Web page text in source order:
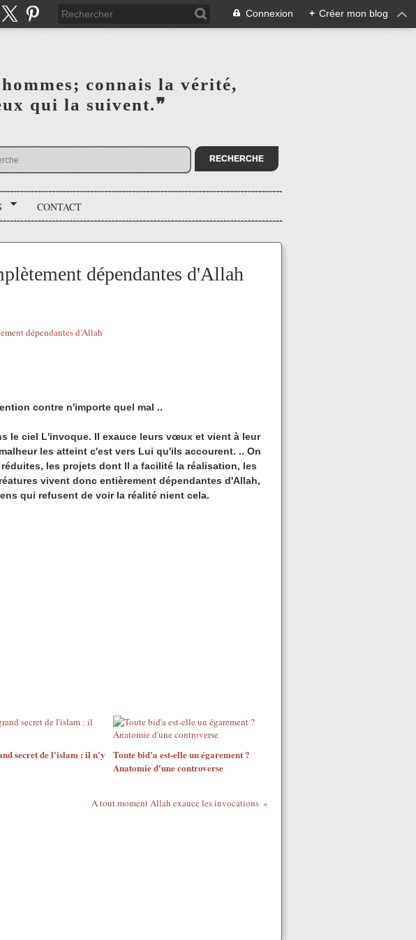
Connexion + Créer mon blog
connais la vérité,‎
qui la suivent.❞
CONTACT
dépendantes d'Allah
contre n'importe quel mal ..
Ie ciel L'invoque. II exauce leurs vœux et vient à leur
les atteint c'est vers Lui qu'ils accourent. .. On
les projets dont Il a facilité la réalisation, les
vivent donc entièrement dépendantes d'Allah,
qui refusent de voir la réalité nient cela.
secret de l'islam : il n'y
Toute bid'a est-elle un égarement ?
Anatomie d'une controverse
A tout moment Allah exauce les invocations